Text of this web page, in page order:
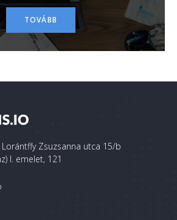
TOVÁBB
Zsuzsanna utca 15/b
I. emelet, 121